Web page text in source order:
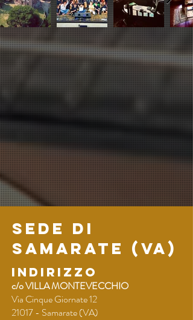
sede di
samarate (VA)
INDIRIZZO
c/o VILLA MONTEVECCHIO
Via Cinque Giornate 12
21017 - Samarate (VA)